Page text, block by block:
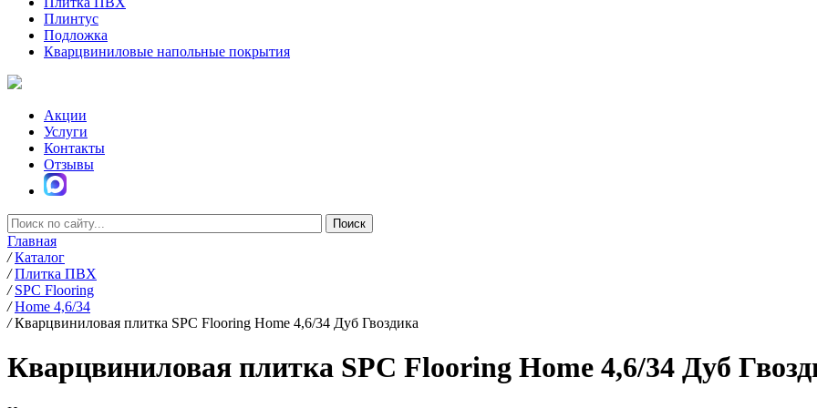
Плинтус
Подложка
Кварцвиниловые напольные покрытия
Акции
Услуги
Контакты
Отзывы
Главная
/ Каталог
/ Плитка ПВХ
/ SPC Flooring
/ Home 4,6/34
/ Кварцвиниловая плитка SPC Flooring Home 4,6/34 Дуб Гвоздика
Кварцвиниловая плитка SPC Flooring Home 4,6/34 Дуб